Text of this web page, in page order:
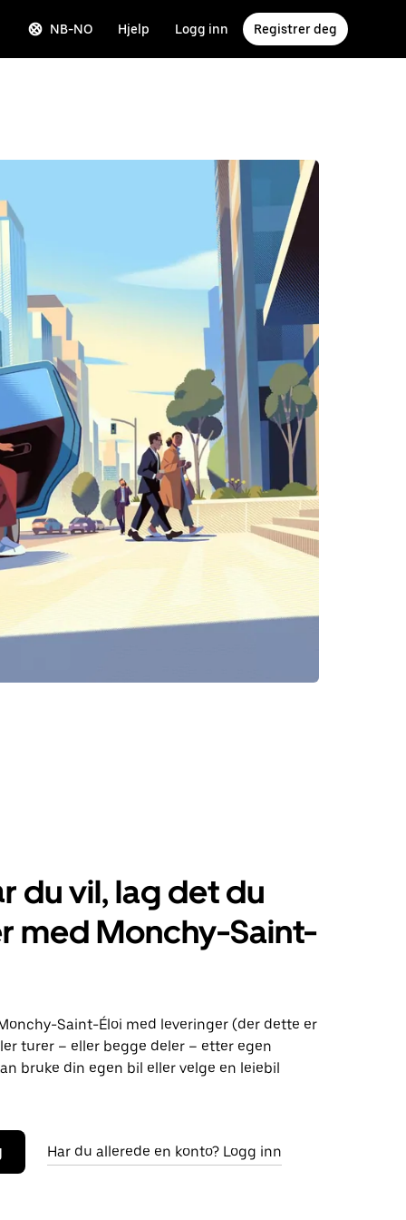
NB-NO Hjelp Logg inn Registrer deg
du vil, lag det du
med Monchy-Saint-
Saint-Éloi med leveringer (der dette er
turer – eller begge deler – etter egen
bruke din egen bil eller velge en leiebil
Har du allerede en konto? Logg inn